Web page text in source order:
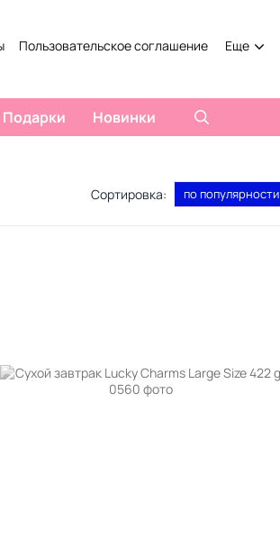
Пользовательское соглашение Еще
Подарки Новинки
Сортировка: по популярности